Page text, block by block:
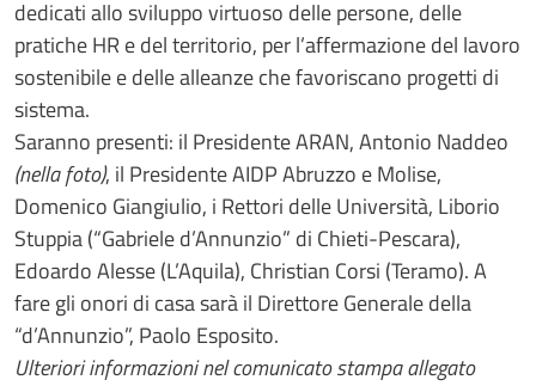
dedicati allo sviluppo virtuoso delle persone, delle
pratiche HR e del territorio, per l’affermazione del lavoro
sostenibile e delle alleanze che favoriscano progetti di
sistema.
Saranno presenti: il Presidente ARAN, Antonio Naddeo
(nella foto), il Presidente AIDP Abruzzo e Molise,
Domenico Giangiulio, i Rettori delle Università, Liborio
Stuppia (“Gabriele d’Annunzio” di Chieti-Pescara),
Edoardo Alesse (L’Aquila), Christian Corsi (Teramo). A
fare gli onori di casa sarà il Direttore Generale della
“d’Annunzio”, Paolo Esposito.
Ulteriori informazioni nel comunicato stampa allegato